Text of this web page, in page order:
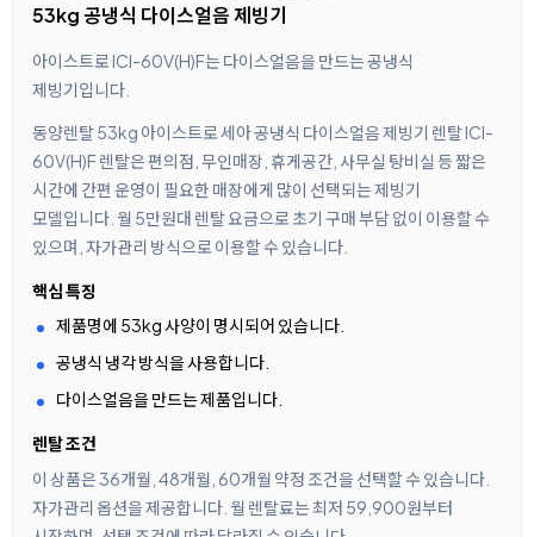
53kg 공냉식 다이스얼음 제빙기
아이스트로 ICI-60V(H)F는 다이스얼음을 만드는 공냉식
제빙기입니다.
동양렌탈 53kg 아이스트로 세아 공냉식 다이스얼음 제빙기 렌탈 ICI-
60V(H)F 렌탈은 편의점, 무인매장, 휴게공간, 사무실 탕비실 등 짧은
시간에 간편 운영이 필요한 매장에게 많이 선택되는 제빙기
모델입니다. 월 5만원대 렌탈 요금으로 초기 구매 부담 없이 이용할 수
있으며, 자가관리 방식으로 이용할 수 있습니다.
핵심 특징
제품명에 53kg 사양이 명시되어 있습니다.
공냉식 냉각 방식을 사용합니다.
다이스얼음을 만드는 제품입니다.
렌탈 조건
이 상품은 36개월, 48개월, 60개월 약정 조건을 선택할 수 있습니다.
자가관리 옵션을 제공합니다. 월 렌탈료는 최저 59,900원부터